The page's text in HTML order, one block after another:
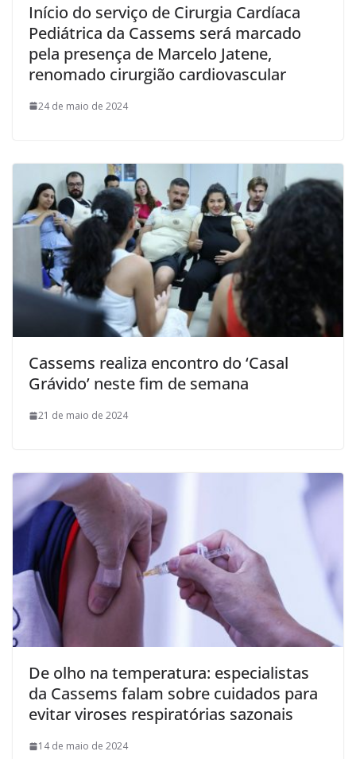
Início do serviço de Cirurgia Cardíaca
Pediátrica da Cassems será marcado
pela presença de Marcelo Jatene,
renomado cirurgião cardiovascular
24 de maio de 2024
Cassems realiza encontro do ‘Casal
Grávido’ neste fim de semana
21 de maio de 2024
De olho na temperatura: especialistas
da Cassems falam sobre cuidados para
evitar viroses respiratórias sazonais
14 de maio de 2024